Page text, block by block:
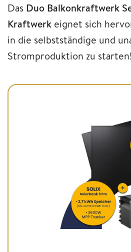
Das Duo Balkonkraftwerk
Kraftwerk eignet sich
in die selbstständige und
Stromproduktion zu starten!